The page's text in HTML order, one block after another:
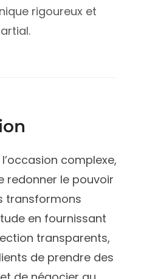
rigoureux et
complexe,
redonner le pouvoir
transformons
en fournissant
transparents,
de prendre des